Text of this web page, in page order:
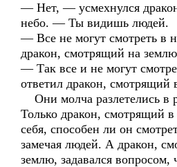
— Нет, — усмехнулся
небо. — Ты видишь людей.
— Все не могут смотреть в
дракон, смотрящий на
— Так все и не могут
ответил дракон, смотрящий
Они молча разлетелись в
Только дракон, смотрящий
себя, способен ли он
замечая людей. А дракон,
землю, задавался вопросом,